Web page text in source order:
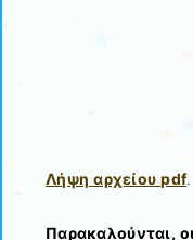
Λήψη αρχείου pdf.
Παρακαλούνται,